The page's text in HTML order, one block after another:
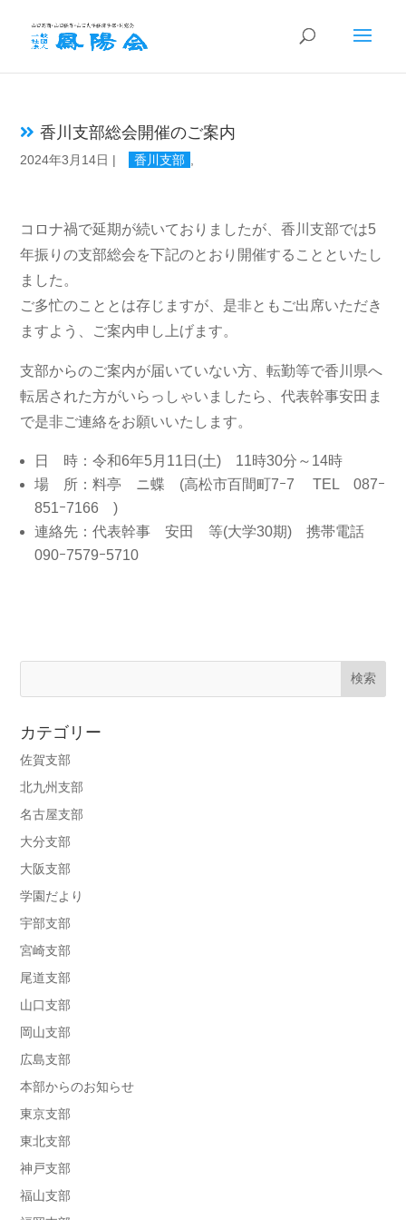
香川支部総会開催のご案内
2024年3月14日 | 香川支部
コロナ禍で延期が続いておりましたが、香川支部では5
年振りの支部総会を下記のとおり開催することといたし
ました。
ご多忙のこととは存じますが、是非ともご出席いただき
ますよう、ご案内申し上げます。
支部からのご案内が届いていない方、転勤等で香川県へ
転居された方がいらっしゃいましたら、代表幹事安田ま
で是非ご連絡をお願いいたします。
日 時：令和6年5月11日(土) 11時30分～14時
場 所：料亭 ニ蝶 (高松市百間町7ｰ7 TEL 087ｰ
851ｰ7166 )
連絡先：代表幹事 安田 等(大学30期) 携帯電話
090ｰ7579ｰ5710
カテゴリー
佐賀支部
北九州支部
名古屋支部
大分支部
大阪支部
学園だより
宇部支部
宮崎支部
尾道支部
山口支部
岡山支部
広島支部
本部からのお知らせ
東京支部
東北支部
神戸支部
福山支部